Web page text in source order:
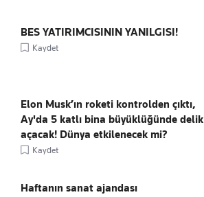
BES YATIRIMCISININ YANILGISI!
Kaydet
Elon Musk’ın roketi kontrolden çıktı,
Ay'da 5 katlı bina büyüklüğünde delik
açacak! Dünya etkilenecek mi?
Kaydet
Haftanın sanat ajandası